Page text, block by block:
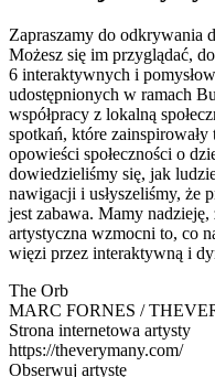
Zapraszamy do odkrywania
Możesz się im przyglądać,
6 interaktywnych i
udostępnionych w ramach
współpracy z lokalną
spotkań, które zainspirowały
opowieści społeczności o
dowiedzieliśmy się, jak
nawigacji i usłyszeliśmy, że
jest zabawa. Mamy
artystyczna wzmocni to, co
więzi przez interaktywną i
The Orb
MARC FORNES /
Strona internetowa artysty
https://theverymany.com/
Obserwuj artystę